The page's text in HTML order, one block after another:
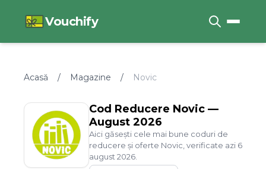
Vouchify
Acasă / Magazine / Novic
Cod Reducere Novic —
August 2026
Aici găsești cele mai bune coduri de
reducere și oferte Novic , verificate azi 6
august 2026